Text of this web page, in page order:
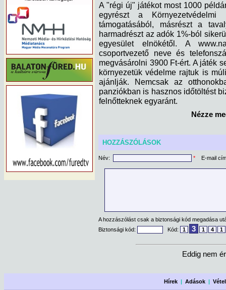
A "régi új" játékot most 1000
egyrészt a Környezetvédelmi
támogatásából, másrészt a
harmadrészt az adók 1%-ból
egyesület elnökétől. A
csoportvezető neve és
megvásárolni 3900 Ft-ért. A játék
környezetük védelme rajtuk is
ajánlják. Nemcsak az
panziókban is hasznos időtöltést
felnőtteknek egyaránt.
Nézze
HOZZÁSZÓLÁSOK
Név: * E-mail
A hozzászólást csak a biztonsági kód megadása
Biztonsági kód:
Kód: 1 3 1 4 1
Eddig nem
Hírek |Adások |